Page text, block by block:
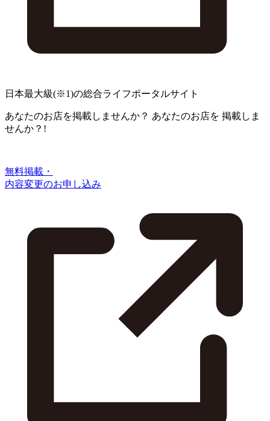
日本最大級(※1)の総合ライフポータルサイト
あなたのお店を掲載しませんか？ あなたのお店を 掲載しま
せんか？!
無料掲載・
内容変更のお申し込み